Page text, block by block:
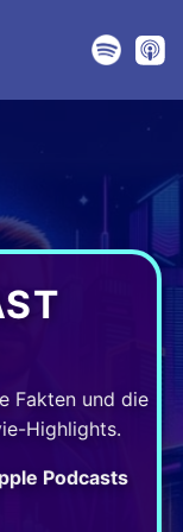
Fakten und die
Highlights.
Podcasts